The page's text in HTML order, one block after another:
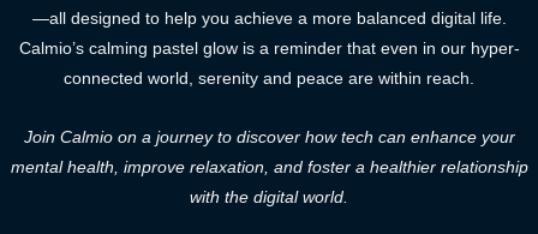
—all designed to help you achieve a more balanced digital life.
Calmio’s calming pastel glow is a reminder that even in our hyper-
connected world, serenity and peace are within reach.
Join Calmio on a journey to discover how tech can enhance your
mental health, improve relaxation, and foster a healthier relationship
with the digital world.